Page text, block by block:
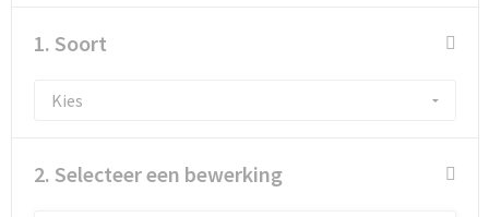
1. Soort
2. Selecteer een bewerking